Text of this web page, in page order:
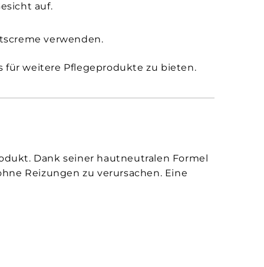
auf.
verwenden.
für weitere Pflegeprodukte zu bieten.
Dank seiner hautneutralen Formel
Reizungen zu verursachen. Eine